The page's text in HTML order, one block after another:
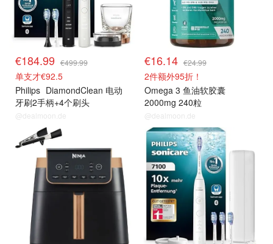
€184.99 €499.99
单支才€92.5
Philips DiamondClean 电动
牙刷2手柄+4个刷头
@dealmoon.de
€16.14 €24.99
2件额外95折！
Omega 3 鱼油软胶囊
2000mg 240粒
@dealmoon.de